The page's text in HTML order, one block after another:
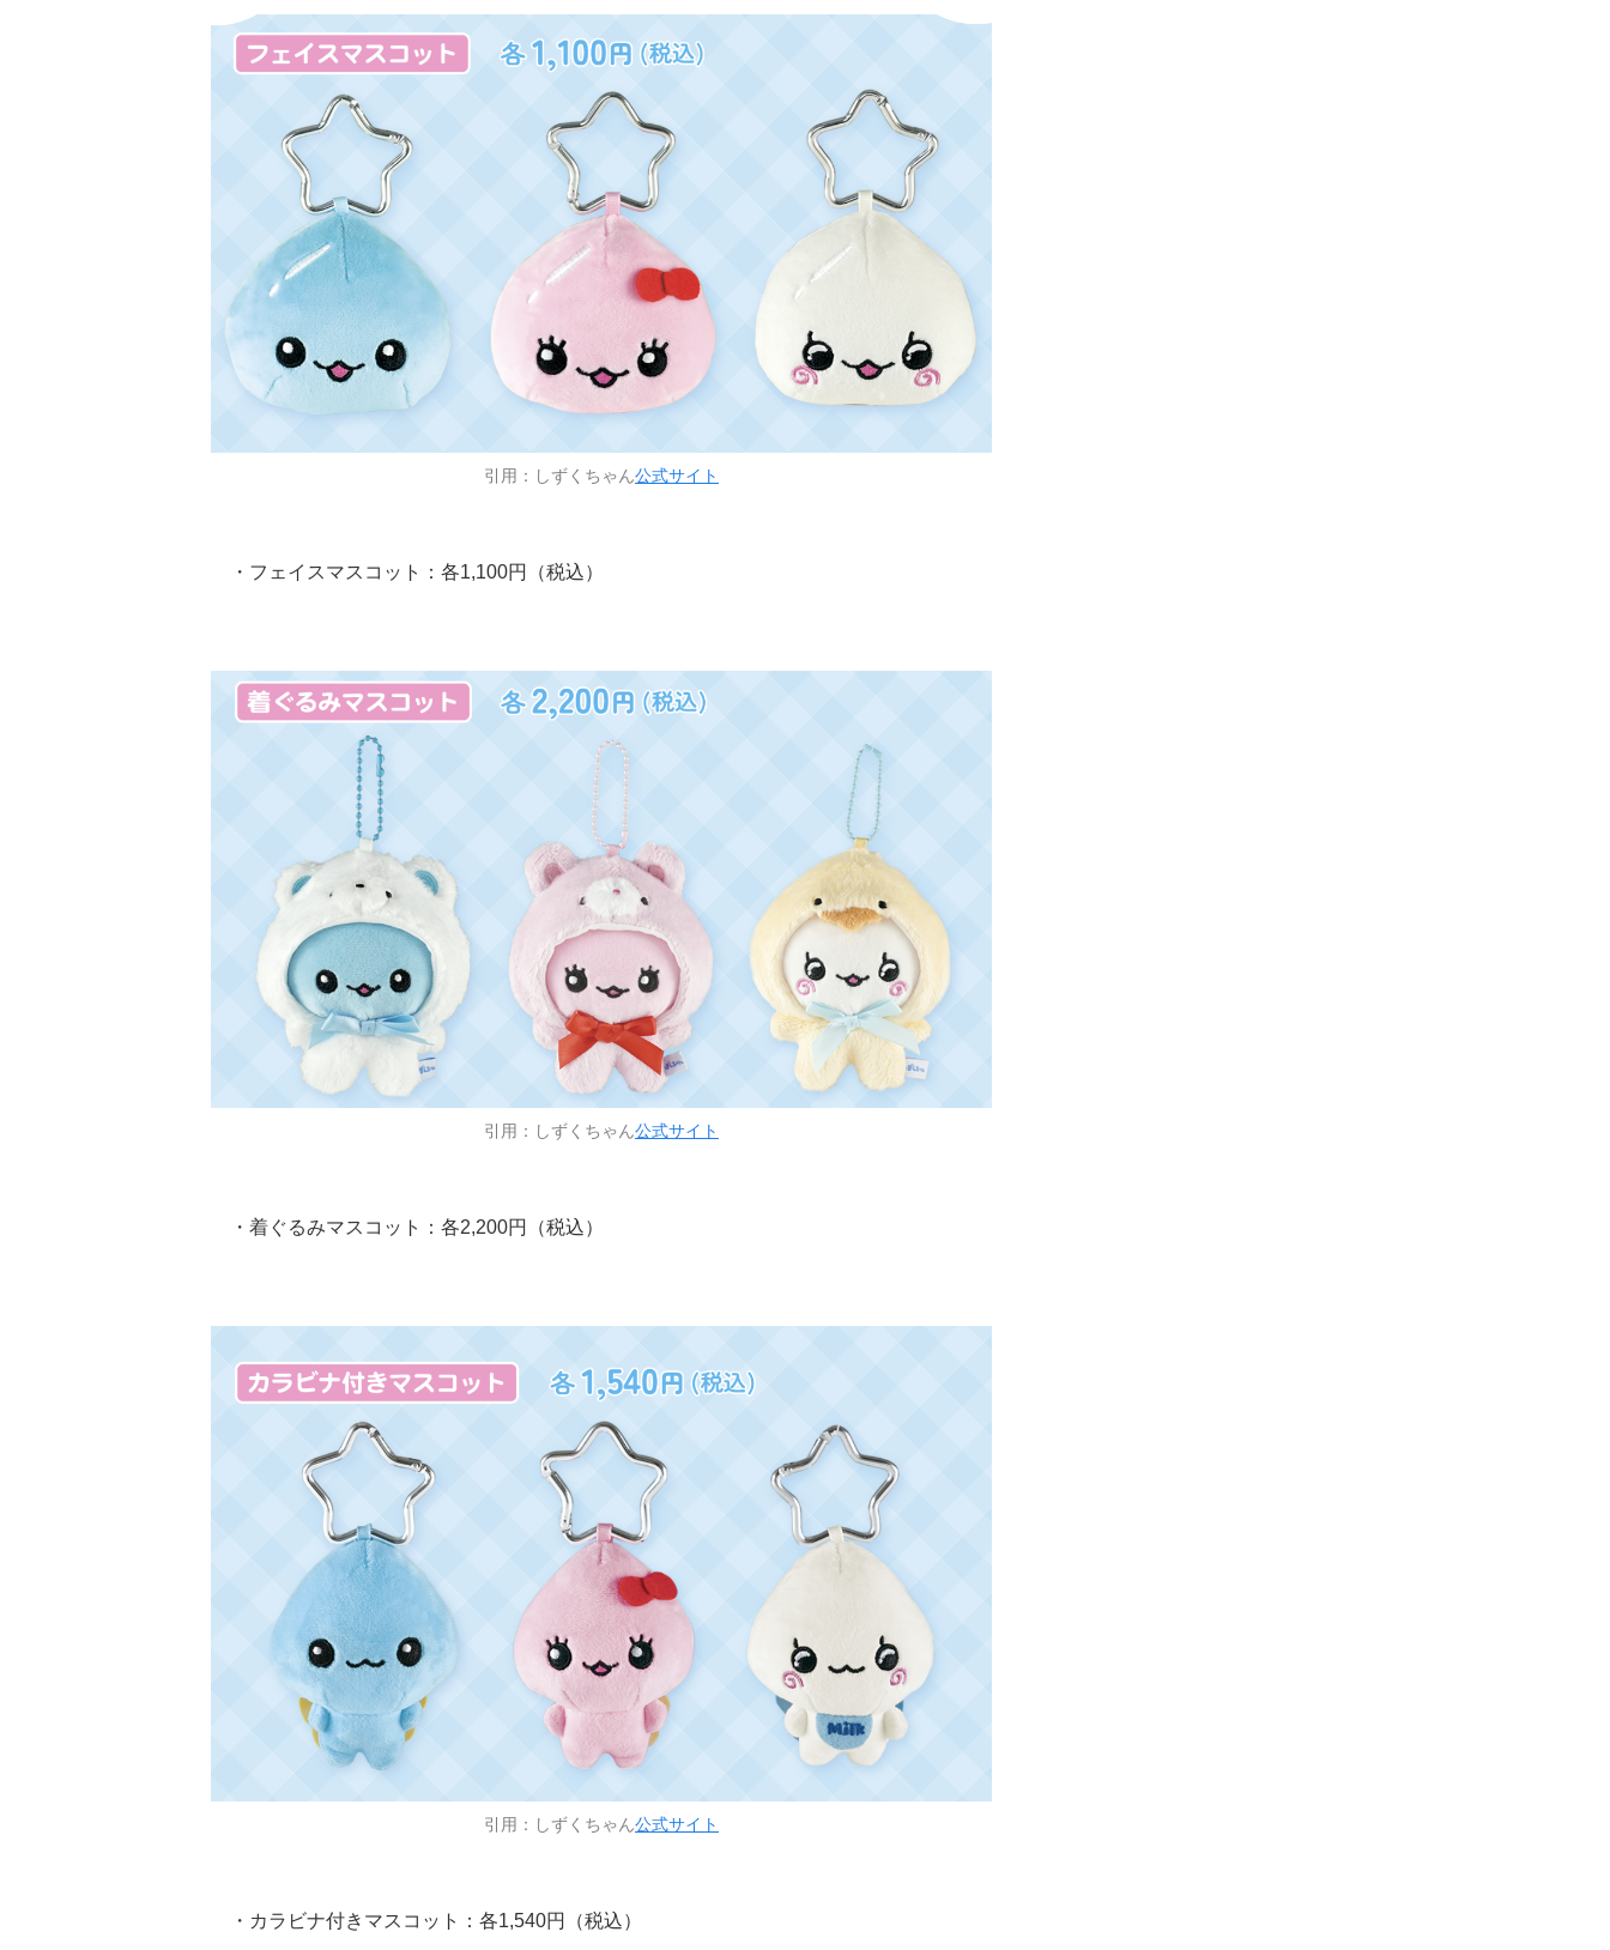
引用：しずくちゃん公式サイト
・フェイスマスコット：各1,100円（税込）
引用：しずくちゃん公式サイト
・着ぐるみマスコット：各2,200円（税込）
引用：しずくちゃん公式サイト
・カラビナ付きマスコット：各1,540円（税込）